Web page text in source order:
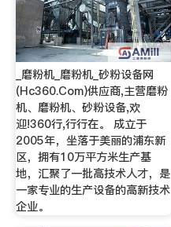
_磨粉机_磨粉机_砂粉设备网
(Hc360.Com)供应商,主营磨粉
机、磨粉机、砂粉设备,欢
迎!360行,行行在。 成立于
2005年，坐落于美丽的浦东新
区，拥有10万平方米生产基
地，汇聚了一批高技术人才，是
一家专业的生产设备的高新技术
企业。